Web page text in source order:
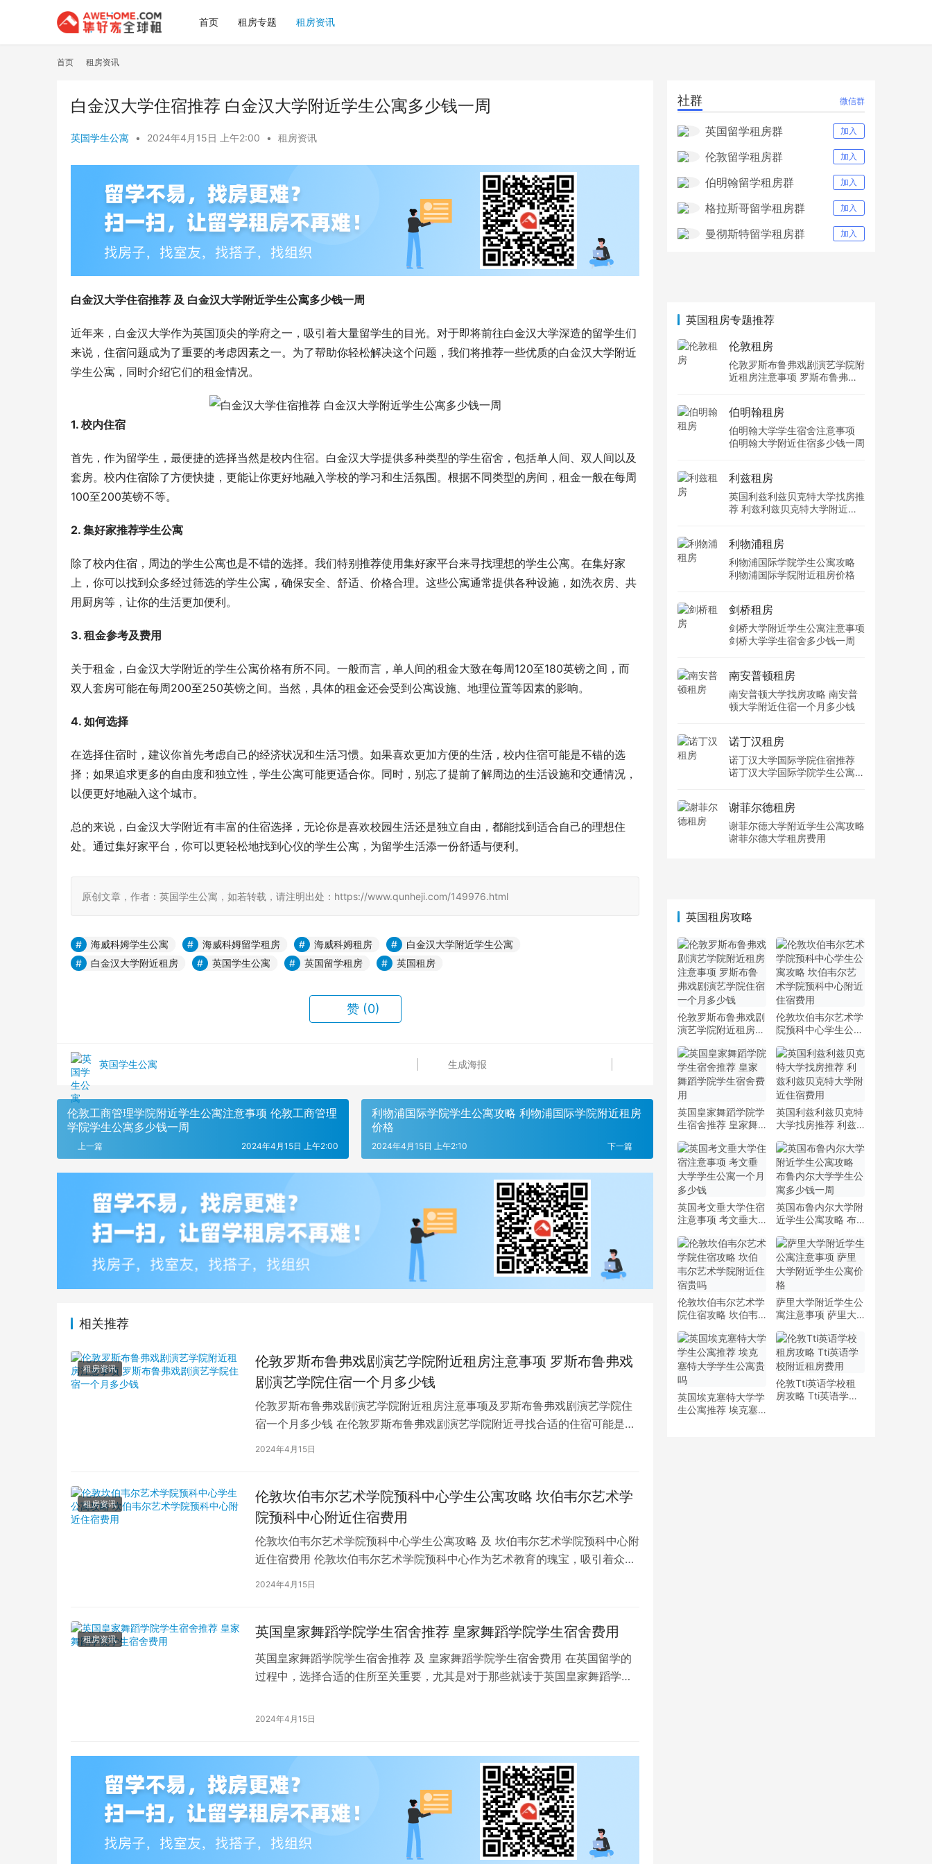
首页 租房专题 租房资讯
首页 租房资讯
白金汉大学住宿推荐 白金汉大学附近学生公寓多少钱一周
英国学生公寓 • 2024年4月15日 上午2:00 • 租房资讯
白金汉大学住宿推荐 及 白金汉大学附近学生公寓多少钱一周
近年来，白金汉大学作为英国顶尖的学府之一，吸引着大量留学生的目光。对于即将前往白金汉大学深造的留学生们
来说，住宿问题成为了重要的考虑因素之一。为了帮助你轻松解决这个问题，我们将推荐一些优质的白金汉大学附近
学生公寓，同时介绍它们的租金情况。
1. 校内住宿
首先，作为留学生，最便捷的选择当然是校内住宿。白金汉大学提供多种类型的学生宿舍，包括单人间、双人间以及
套房。校内住宿除了方便快捷，更能让你更好地融入学校的学习和生活氛围。根据不同类型的房间，租金一般在每周
100至200英镑不等。
2. 集好家推荐学生公寓
除了校内住宿，周边的学生公寓也是不错的选择。我们特别推荐使用集好家平台来寻找理想的学生公寓。在集好家
上，你可以找到众多经过筛选的学生公寓，确保安全、舒适、价格合理。这些公寓通常提供各种设施，如洗衣房、共
用厨房等，让你的生活更加便利。
3. 租金参考及费用
关于租金，白金汉大学附近的学生公寓价格有所不同。一般而言，单人间的租金大致在每周120至180英镑之间，而
双人套房可能在每周200至250英镑之间。当然，具体的租金还会受到公寓设施、地理位置等因素的影响。
4. 如何选择
在选择住宿时，建议你首先考虑自己的经济状况和生活习惯。如果喜欢更加方便的生活，校内住宿可能是不错的选
择；如果追求更多的自由度和独立性，学生公寓可能更适合你。同时，别忘了提前了解周边的生活设施和交通情况，
以便更好地融入这个城市。
总的来说，白金汉大学附近有丰富的住宿选择，无论你是喜欢校园生活还是独立自由，都能找到适合自己的理想住
处。通过集好家平台，你可以更轻松地找到心仪的学生公寓，为留学生活添一份舒适与便利。
原创文章，作者：英国学生公寓，如若转载，请注明出处：https://www.qunheji.com/149976.html
海威科姆学生公寓 海威科姆留学租房 海威科姆租房
白金汉大学附近学生公寓
白金汉大学附近租房
英国学生公寓 英国留学租房 英国租房
赞 (0)
英国学生公寓 生成海报
伦敦工商管理学院附近学生公寓注意事项 伦敦工商管理
学院学生公寓多少钱一周
上一篇 2024年4月15日 上午2:00
利物浦国际学院学生公寓攻略 利物浦国际学院附近租房
价格
下一篇
2024年4月15日 上午2:10
相关推荐
租房资讯
伦敦罗斯布鲁弗戏剧演艺学院附近租房注意事项 罗斯布鲁弗戏
剧演艺学院住宿一个月多少钱
伦敦罗斯布鲁弗戏剧演艺学院附近租房注意事项及罗斯布鲁弗戏剧演艺学院住
宿一个月多少钱 在伦敦罗斯布鲁弗戏剧演艺学院附近寻找合适的住宿可能是留
学生活中的一项关键任务。为了帮助您顺利完成…
2024年4月15日
租房资讯
伦敦坎伯韦尔艺术学院预科中心学生公寓攻略 坎伯韦尔艺术学
院预科中心附近住宿费用
伦敦坎伯韦尔艺术学院预科中心学生公寓攻略 及 坎伯韦尔艺术学院预科中心附
近住宿费用 伦敦坎伯韦尔艺术学院预科中心作为艺术教育的瑰宝，吸引着众多
2024年4月15日
租房资讯 英国皇家舞蹈学院学生宿舍推荐 皇家舞蹈学院学生宿舍费用
英国皇家舞蹈学院学生宿舍推荐 及 皇家舞蹈学院学生宿舍费用 在英国留学的
过程中，选择合适的住所至关重要，尤其是对于那些就读于英国皇家舞蹈学院
2024年4月15日
社群 微信群
英国留学租房群 加入
伦敦留学租房群 加入
伯明翰留学租房群 加入
格拉斯哥留学租房群 加入
曼彻斯特留学租房群 加入
英国租房专题推荐
伦敦租房
伦敦罗斯布鲁弗戏剧演艺学院附
近租房注意事项 罗斯布鲁弗戏
伯明翰租房
伯明翰大学学生宿舍注意事项
伯明翰大学附近住宿多少钱一周
利兹租房
英国利兹利兹贝克特大学找房推
荐 利兹利兹贝克特大学附近住
利物浦租房
利物浦国际学院学生公寓攻略
利物浦国际学院附近租房价格
剑桥租房
剑桥大学附近学生公寓注意事项
剑桥大学学生宿舍多少钱一周
南安普顿租房
南安普顿大学找房攻略 南安普
顿大学附近住宿一个月多少钱
诺丁汉租房
诺丁汉大学国际学院住宿推荐
诺丁汉大学国际学院学生公寓多
谢菲尔德租房
谢菲尔德大学附近学生公寓攻略
谢菲尔德大学租房费用
英国租房攻略
伦敦罗斯布鲁弗戏剧
演艺学院附近租房注
戏剧演艺学院住宿一
个月多少钱
伦敦坎伯韦尔艺术学
院预科中心学生公寓
学院预科中心附近住
宿费用
英国皇家舞蹈学院学
生宿舍推荐 皇家舞
英国利兹利兹贝克特
大学找房推荐 利兹
住宿费用
英国考文垂大学住宿
注意事项 考文垂大
少钱
英国布鲁内尔大学附
近学生公寓攻略 布
多少钱一周
伦敦坎伯韦尔艺术学
院住宿攻略 坎伯韦
贵吗
萨里大学附近学生公
寓注意事项 萨里大
英国埃克塞特大学学
生公寓推荐 埃克塞
伦敦Tti英语学校租
房攻略 Tti英语学校